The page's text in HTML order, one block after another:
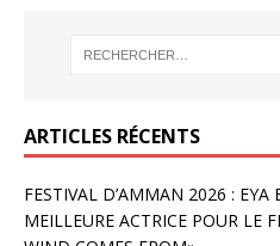
ARTICLES RÉCENTS
FESTIVAL D’AMMAN 2026 : EYA
MEILLEURE ACTRICE POUR LE